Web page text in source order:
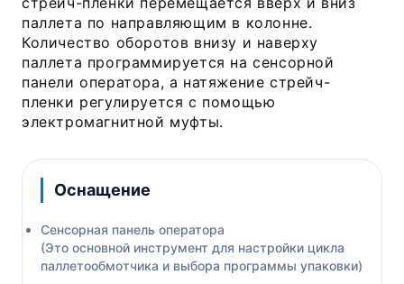
паллета по направляющим в колонне.
Количество оборотов внизу и наверху
паллета программируется на сенсорной
панели оператора, а натяжение стрейч-
пленки регулируется с помощью
электромагнитной муфты.
Оснащение
Сенсорная панель оператора
(Это основной инструмент для настройки цикла
паллетообмотчика и выбора программы упаковки)